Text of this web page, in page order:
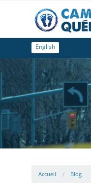
English
Accueil Blog